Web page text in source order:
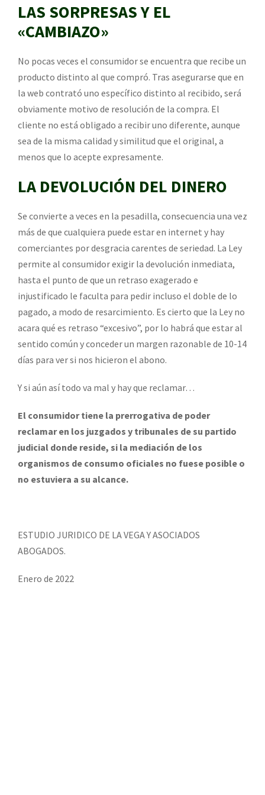
LAS SORPRESAS Y EL
«CAMBIAZO»
No pocas veces el consumidor se encuentra que recibe un
producto distinto al que compró. Tras asegurarse que en
la web contrató uno específico distinto al recibido, será
obviamente motivo de resolución de la compra. El
cliente no está obligado a recibir uno diferente, aunque
sea de la misma calidad y similitud que el original, a
menos que lo acepte expresamente.
LA DEVOLUCIÓN DEL DINERO
Se convierte a veces en la pesadilla, consecuencia una vez
más de que cualquiera puede estar en internet y hay
comerciantes por desgracia carentes de seriedad. La Ley
permite al consumidor exigir la devolución inmediata,
hasta el punto de que un retraso exagerado e
injustificado le faculta para pedir incluso el doble de lo
pagado, a modo de resarcimiento. Es cierto que la Ley no
acara qué es retraso “excesivo”, por lo habrá que estar al
sentido común y conceder un margen razonable de 10-14
días para ver si nos hicieron el abono.
Y si aún así todo va mal y hay que reclamar…
El consumidor tiene la prerrogativa de poder
reclamar en los juzgados y tribunales de su partido
judicial donde reside, si la mediación de los
organismos de consumo oficiales no fuese posible o
no estuviera a su alcance.
ESTUDIO JURIDICO DE LA VEGA Y ASOCIADOS
ABOGADOS.
Enero de 2022